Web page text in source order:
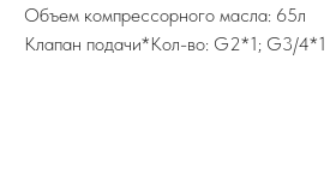
Объем компрессорного масла: 65л
Клапан подачи*Кол-во: G2*1; G3/4*1